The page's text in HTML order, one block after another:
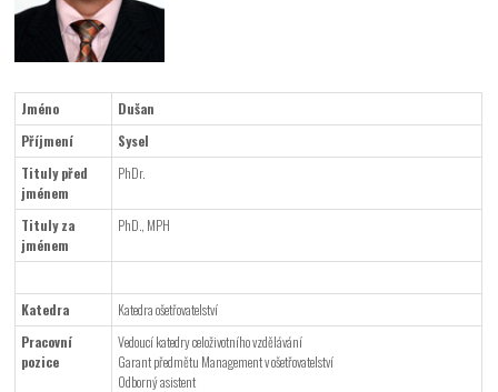
Jméno
Dušan
Příjmení
Sysel
Tituly před
jménem
PhDr.
Tituly za
jménem
PhD., MPH
Katedra
Katedra ošetřovatelství
Pracovní
pozice
Vedoucí katedry celoživotního vzdělávání
Garant předmětu Management v ošetřovatelství
Odborný asistent